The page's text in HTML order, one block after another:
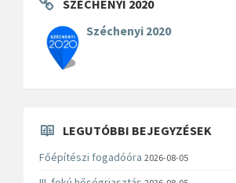
SZÉCHENYI 2020
Széchenyi 2020
LEGUTÓBBI BEJEGYZÉSEK
Főépítészi fogadóóra 2026-08-05